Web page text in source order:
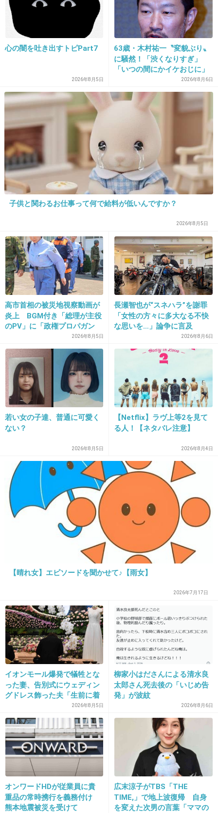
12. 匿名
曲目…やっぱどうしても小室プロデュースが多
いな
+23
13. 匿名2013/04/30(火) 16:04:03
聞いてみたい♪
+32
14. 匿名 2013/04/30(火) 16:04:36
save your dreamは大丈夫だろうか
15. 匿名2013/04/30(火) 16:05:20
コレ売れたら小室にも印税入るのか？
出典：girlschannel.net
+44 -7
16. 匿名2013/04/30(火) 16:06:15
ぼちぼちオリジナルが聞いてみたいのです
が。。
2013/04/30(火) 16:06:19
＞このアルバムはデビュー曲「keep yourself
alive」から現在までの代表曲を、オーケストラ
もしくはアコースティックサウンドをベースに
今の音域に合わせてキー下げてるんじゃない？
+17 -3
18. 匿名 2013/04/30(火) 16:07:38
＞16
華原朋美 - 夢やぶれて-I DREAMED A
DREAM- （ワンカットver.） - YouTube
www.youtube.com
着うた®着うたフル®配信中！ダウンロードはこちら →
http://umusic.ly/kaharatomomi_reco 華原朋美、7年振りのニューシングル
が遂にリリース！ 『夢やぶれて- I DREAMED A DREAM -』 4月17日（水）
発売 初回盤：CD+ DVD UPCH-9854 ￥1,890（...
+7
心の闇を吐き出すトピPart7
2026年8月5日
63歳・木村祐一〝変貌ぶり〟
に騒然！「渋くなりすぎ」
「いつの間にかイケおじに」
2026年8月6日
子供と関わるお仕事って何で給料が低いんですか？
2026年8月5日
高市首相の被災地視察動画が
炎上 BGM付き「総理が主役
のPV」に「政権プロパガン
2026年8月5日
長瀬智也が“スネハラ”を謝罪
「女性の方々に多大なる不快
な思いを…」論争に言及
2026年8月6日
若い女の子達、普通に可愛く
ない？
2026年8月5日
【Netflix】ラヴ上等2を見て
る人！【ネタバレ注意】
2026年8月4日
【晴れ女】エピソードを聞かせて♪【雨女】
2026年7月17日
イオンモール爆発で犠牲とな
った妻、告別式にウェディン
グドレス飾った夫「生前に着
させてあげたかった」2026年8月5日
柳家小はださんによる清水良
太郎さん死去後の「いじめ告
発」が波紋
2026年8月6日
オンワードHDが従業員に貴
重品の常時携行を義務付け
熊本地震被災を受けて
広末涼子がTBS「THE
TIME,」で地上波復帰 自身
を変えた次男の言葉「ママの